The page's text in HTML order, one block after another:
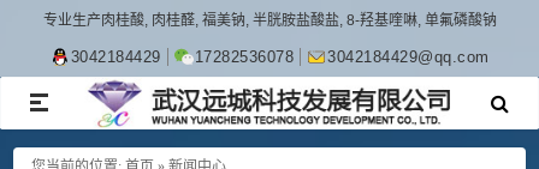
专业生产肉桂酸, 肉桂醛, 福美钠, 半胱胺盐酸盐, 8-羟基喹啉, 单氟磷酸钠
3042184429 17282536078 3042184429@qq.com
TOGGLE
NAVIGATION